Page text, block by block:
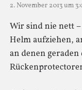
2. November 2013 um
Wir sind nie nett
Helm aufziehen,
an denen